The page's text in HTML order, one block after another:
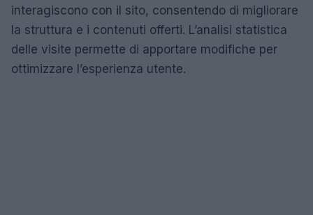
interagiscono con il sito, consentendo di migliorare
la struttura e i contenuti offerti. L’analisi statistica
delle visite permette di apportare modifiche per
ottimizzare l’esperienza utente.